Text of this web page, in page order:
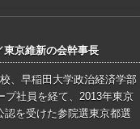
東京維新の会幹事長
、早稲田大学政治経済学部
プ社員を経て、2013年東京
を受けた参院選東京都選